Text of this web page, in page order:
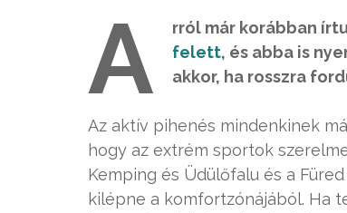
A rról már korábban
felett, és abba is
akkor, ha rosszra
Az aktív pihenés mindenkinek
hogy az extrém sportok
Kemping és Üdülőfalu és a
kilépne a komfortzónájából. Ha